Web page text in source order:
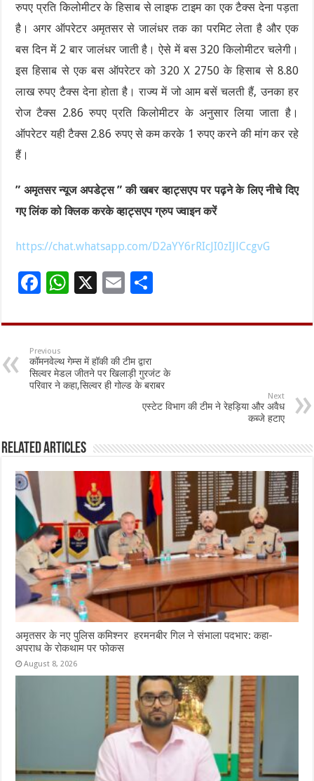
रुपए प्रति किलोमीटर के हिसाब से लाइफ टाइम का एक टैक्स देना पड़ता
है। अगर ऑपरेटर अमृतसर से जालंधर तक का परमिट लेता है और एक
बस दिन में 2 बार जालंधर जाती है। ऐसे में बस 320 किलोमीटर चलेगी।
इस हिसाब से एक बस ऑपरेटर को 320 X 2750 के हिसाब से 8.80
लाख रुपए टैक्स देना होता है। राज्य में जो आम बसें चलती हैं, उनका हर
रोज टैक्स 2.86 रुपए प्रति किलोमीटर के अनुसार लिया जाता है।
ऑपरेटर यही टैक्स 2.86 रुपए से कम करके 1 रुपए करने की मांग कर रहे
हैं।
” अमृतसर न्यूज अपडेट्स ” की खबर व्हाट्सएप पर पढ़ने के लिए नीचे दिए
गए लिंक को क्लिक करके व्हाट्सएप ग्रुप ज्वाइन करें
https://chat.whatsapp.com/D2aYY6rRIcJI0zIJlCcgvG
F
e
b
o
o
W
at
sA
p
p
X
E
ai
l
ar
Previous
कॉमनवेल्थ गेम्स में हॉकी की टीम द्वारा
सिल्वर मेडल जीतने पर खिलाड़ी गुरजंट के
परिवार ने कहा,सिल्वर ही गोल्ड के बराबर
Next
एस्टेट विभाग की टीम ने रेहड़िया और अवैध
कब्जे हटाए
Related Articles
अमृतसर के नए पुलिस कमिश्नर हरमनबीर गिल ने संभाला पदभार: कहा-
अपराध के रोकथाम पर फोकस
August 8, 2026